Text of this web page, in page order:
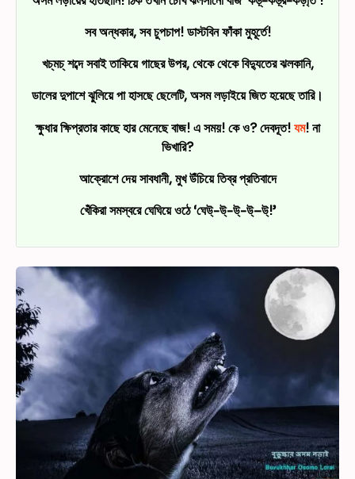
সব অন্ধকার, সব চুপচাপ! ডাস্টবিন ফাঁকা মুহূর্তে!
খচ্‌মচ্‌ শব্দে সবাই তাকিয়ে গাছের উপর, থেকে থেকে বিদ্যুতের ঝলকানি,
ডালের দুপাশে ঝুলিয়ে পা হাসছে ছেলেটি, অসম লড়াইয়ে জিত হয়েছে তারি।
ক্ষুধার ক্ষিপ্রতার কাছে হার মেনেছে বাজ! এ সময়! কে ও? দেবদূত!যম! না
ভিখারি?
আক্রোশে দেয় সাবধানী, মুখ উঁচিয়ে তিব্র প্রতিবাদে
খেঁকিরা সমস্বরে ঘেঘিয়ে ওঠে ‘ঘেউ্‌-উ্‌-উ্‌-উ্‌–উ্‌!’